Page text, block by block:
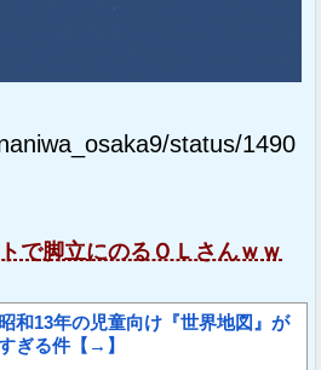
status/1490
で脚立にのるＯＬさんｗｗ
昭和13年の児童向け『世界地図』が
ぎる件【→】